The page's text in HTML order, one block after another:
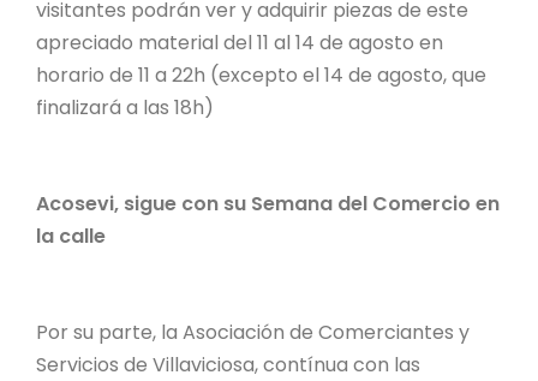
visitantes podrán ver y adquirir piezas de este
apreciado material del 11 al 14 de agosto en
horario de 11 a 22h (excepto el 14 de agosto, que
finalizará a las 18h)
Acosevi, sigue con su Semana del Comercio en
la calle
Por su parte, la Asociación de Comerciantes y
Servicios de Villaviciosa, contínua con las